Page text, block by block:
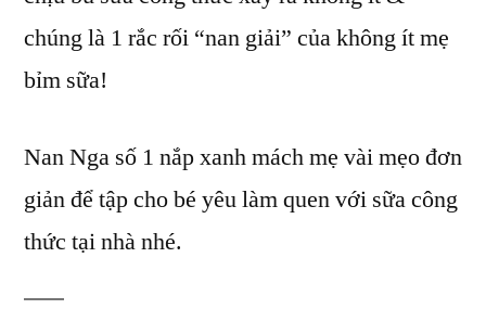
công
nắp
xanh
chúng là 1 rắc rối “nan giải” của không ít mẹ
bỉm sữa!
Nan Nga số 1 nắp xanh mách mẹ vài mẹo đơn
giản để tập cho bé yêu làm quen với sữa công
thức tại nhà nhé.